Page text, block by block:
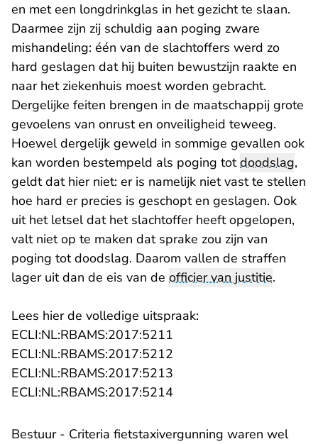
en met een longdrinkglas in het gezicht te slaan.
Daarmee zijn zij schuldig aan poging zware
mishandeling: één van de slachtoffers werd zo
hard geslagen dat hij buiten bewustzijn raakte en
naar het ziekenhuis moest worden gebracht.
Dergelijke feiten brengen in de maatschappij grote
gevoelens van onrust en onveiligheid teweeg.
Hoewel dergelijk geweld in sommige gevallen ook
kan worden bestempeld als poging totdoodslag,
geldt dat hier niet: er is namelijk niet vast te stellen
hoe hard er precies is geschopt en geslagen. Ook
uit het letsel dat het slachtoffer heeft opgelopen,
valt niet op te maken dat sprake zou zijn van
poging tot doodslag. Daarom vallen de straffen
lager uit dan de eis van de officier van justitie.
Lees hier de volledige uitspraak:
ECLI:NL:RBAMS:2017:5211
ECLI:NL:RBAMS:2017:5212
ECLI:NL:RBAMS:2017:5213
ECLI:NL:RBAMS:2017:5214- U verlaat
Bestuur - Criteria fietstaxivergunning waren wel